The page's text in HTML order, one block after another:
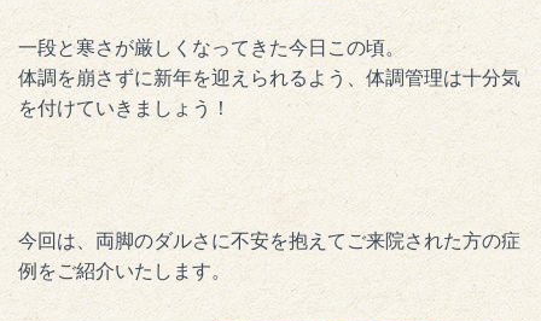
一段と寒さが厳しくなってきた今日この頃。
体調を崩さずに新年を迎えられるよう、体調管理は十分気
を付けていきましょう！
今回は、両脚のダルさに不安を抱えてご来院された方の症
例をご紹介いたします。